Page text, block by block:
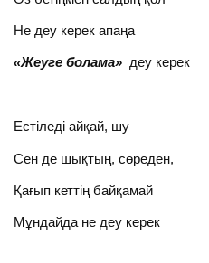
Не деу керек апаңа
«Жеуге болама» деу керек
Естіледі айқай, шу
Сен де шықтың, сөреден,
Қағып кеттің байқамай
Мұндайда не деу керек